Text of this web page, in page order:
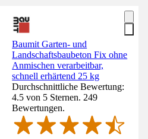
Baumit Garten- und
Landschaftsbaubeton Fix ohne
Anmischen verarbeitbar,
schnell erhärtend 25 kg
Durchschnittliche Bewertung:
4.5 von 5 Sternen. 249
Bewertungen.